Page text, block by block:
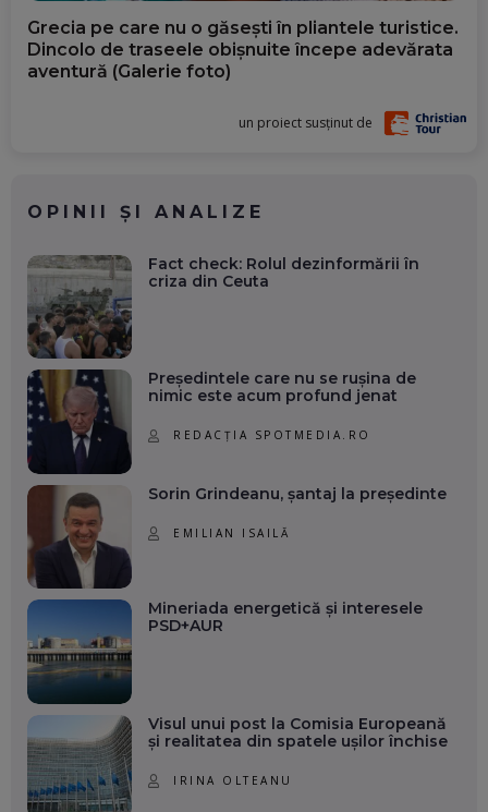
Grecia pe care nu o găsești în pliantele turistice.
Dincolo de traseele obișnuite începe adevărata
aventură (Galerie foto)
un proiect susținut de
OPINII ȘI ANALIZE
Fact check: Rolul dezinformării în
criza din Ceuta
Președintele care nu se rușina de
nimic este acum profund jenat
REDACȚIA SPOTMEDIA.RO
Sorin Grindeanu, șantaj la președinte
EMILIAN ISAILĂ
Mineriada energetică și interesele
PSD+AUR
Visul unui post la Comisia Europeană
și realitatea din spatele ușilor închise
IRINA OLTEANU